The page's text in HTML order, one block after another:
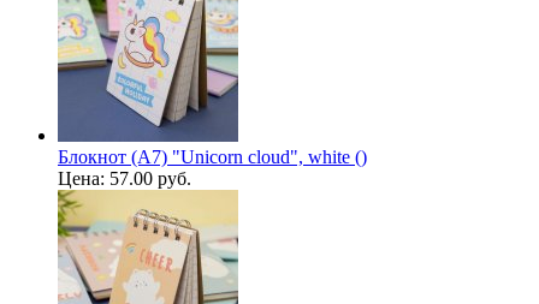
Блокнот (А7) "Unicorn cloud", white ()
Цена: 57.00 руб.